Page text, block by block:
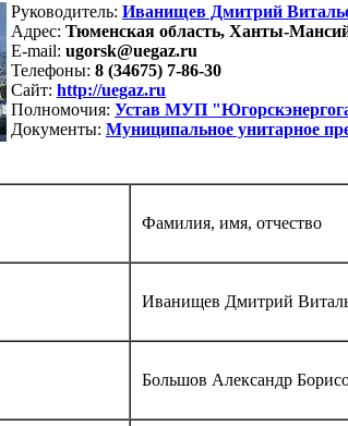
Руководитель: Иванищев Дмитрий
Адрес: Тюменская область, Ханты-
E-mail: ugorsk@uegaz.ru
Телефоны: 8 (34675) 7-86-30
Сайт: http://uegaz.ru
Полномочия: Устав МУП
Документы: Муниципальное унитарное
Фамилия, имя, отчество
Иванищев Дмитрий
Большов Александр